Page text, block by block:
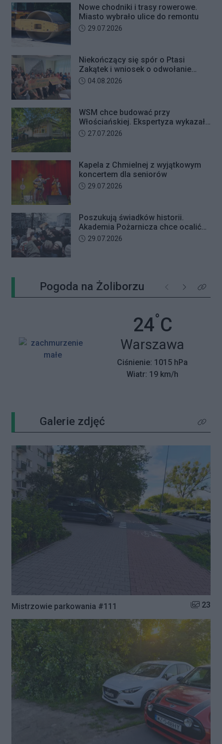
Nowe chodniki i trasy rowerowe.
Miasto wybrało ulice do remontu
Data dodania artykułu:
29.07.2026
Niekończący się spór o Ptasi
Zakątek i wniosek o odwołanie
przewodniczącego Rady Dzielnicy
Data dodania artykułu:
04.08.2026
WSM chce budować przy
Włościańskiej. Ekspertyza wykazała
problemy z gruntem pod
Data dodania artykułu:
27.07.2026
Kapela z Chmielnej z wyjątkowym
koncertem dla seniorów
Data dodania artykułu:
29.07.2026
Poszukują świadków historii.
Akademia Pożarnicza chce ocalić
wspomnienia z pamiętnego strajku
Data dodania artykułu:
29.07.2026
Pogoda na Żoliborzu Poprzednie
NastępneKliknij
24°C
Miasto:
Warszawa
Ciśnienie: 1015 hPa
Wiatr: 19 km/h
Galerie zdjęć Kliknij
Mistrzowie parkowania #111 Liczba
23